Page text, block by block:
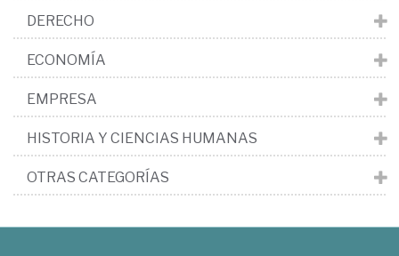
DERECHO
ECONOMÍA
EMPRESA
HISTORIA Y CIENCIAS HUMANAS
OTRAS CATEGORÍAS